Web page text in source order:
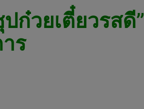
ก๋วยเตี๋ยวรสดี”
ร